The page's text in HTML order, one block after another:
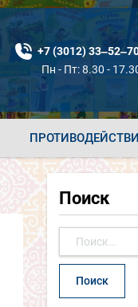
+7 (3012)
Пн - Пт: 8.30 -
Поиск